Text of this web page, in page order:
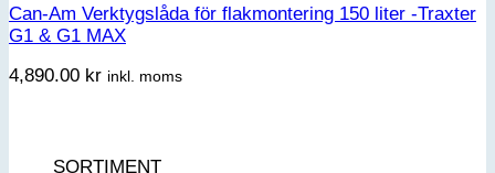
Can-Am Verktygslåda för flakmontering 150 liter -Traxter
G1 & G1 MAX
4,890.00 kr inkl. moms
SORTIMENT